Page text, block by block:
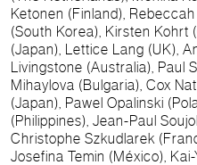
Ketonen (Finland),
(South Korea), Kirsten Kohrt
(Japan), Lettice Lang (UK), Anya
Livingstone (Australia), Paul
Mihaylova (Bulgaria), Cox
(Japan), Pawel Opalinski
(Philippines), Jean-Paul
Christophe Szkudlarek
Josefina Temin (México),